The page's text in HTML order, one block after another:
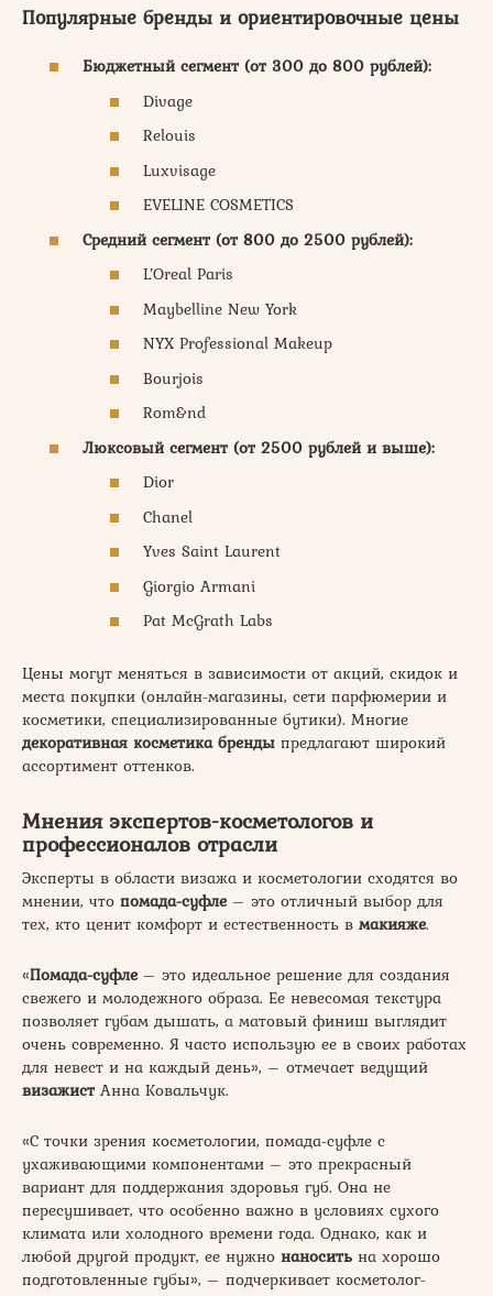
Популярные бренды и ориентировочные цены
Бюджетный сегмент (от 300 до 800 рублей):
Divage
Relouis
Luxvisage
EVELINE COSMETICS
Средний сегмент (от 800 до 2500 рублей):
L’Oreal Paris
Maybelline New York
NYX Professional Makeup
Bourjois
Rom&nd
Люксовый сегмент (от 2500 рублей и выше):
Dior
Chanel
Yves Saint Laurent
Giorgio Armani
Pat McGrath Labs
Цены могут меняться в зависимости от акций, скидок и
места покупки (онлайн-магазины, сети парфюмерии и
косметики, специализированные бутики). Многие
декоративная косметика бренды предлагают широкий
ассортимент оттенков.
Мнения экспертов-косметологов и
профессионалов отрасли
Эксперты в области визажа и косметологии сходятся во
мнении, что помада-суфле – это отличный выбор для
тех, кто ценит комфорт и естественность в макияже.
«Помада-суфле – это идеальное решение для создания
свежего и молодежного образа. Ее невесомая текстура
позволяет губам дышать, а матовый финиш выглядит
очень современно. Я часто использую ее в своих работах
для невест и на каждый день», – отмечает ведущий
визажист Анна Ковальчук.
«С точки зрения косметологии, помада-суфле с
ухаживающими компонентами – это прекрасный
вариант для поддержания здоровья губ. Она не
пересушивает, что особенно важно в условиях сухого
климата или холодного времени года. Однако, как и
любой другой продукт, ее нужно наносить на хорошо
подготовленные губы», – подчеркивает косметолог-